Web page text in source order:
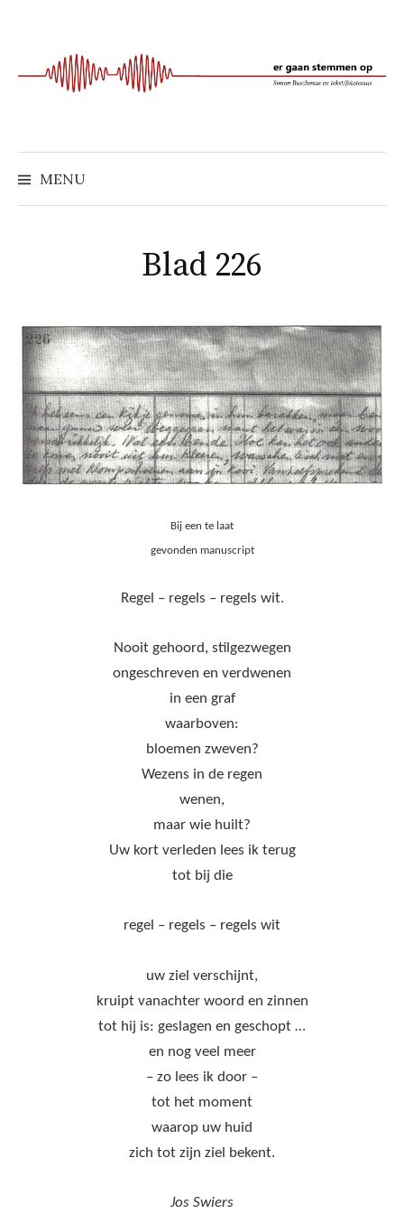
springen
MENU
Blad 226
Bij een te laat
gevonden manuscript
Regel – regels – regels wit.
Nooit gehoord, stilgezwegen
ongeschreven en verdwenen
in een graf
waarboven:
bloemen zweven?
Wezens in de regen
wenen,
maar wie huilt?
Uw kort verleden lees ik terug
tot bij die
regel – regels – regels wit
uw ziel verschijnt,
kruipt vanachter woord en zinnen
tot hij is: geslagen en geschopt …
en nog veel meer
– zo lees ik door –
tot het moment
waarop uw huid
zich tot zijn ziel bekent.
Jos Swiers